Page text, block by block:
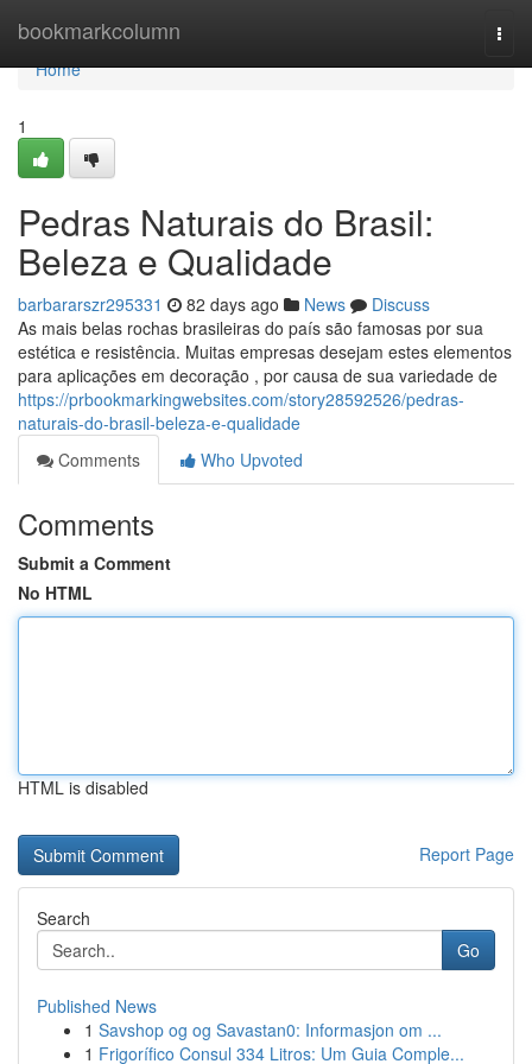
bookmarkcolumn
Home
Home
1
Pedras Naturais do Brasil:
Beleza e Qualidade
barbararszr295331 82 days ago News
Discuss
As mais belas rochas brasileiras do país são famosas por sua
estética e resistência. Muitas empresas desejam estes elementos
para aplicações em decoração , por causa de sua variedade de
https://prbookmarkingwebsites.com/story28592526/pedras-
naturais-do-brasil-beleza-e-qualidade
Comments
Who Upvoted
Comments
Submit a Comment
No HTML
HTML is disabled
Report Page
Search
Go
Published News
1 Savshop og og Savastan0: Informasjon om ...
1 Frigorífico Consul 334 Litros: Um Guia Comple...